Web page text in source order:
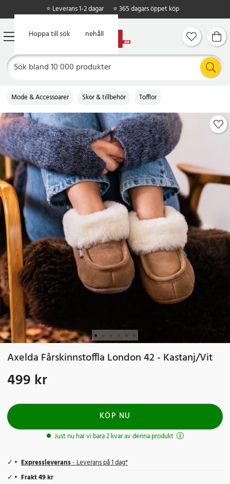
Hoppa till huvudinnehåll
Hoppa till sök
⭐ Leverans 1-2 dagar ⭐ 365 dagars öppet köp
Mode & Accessoarer Skor & tillbehör Tofflor
Axelda Fårskinnstoffla London 42 - Kastanj/Vit
Pris:499 kr
499 kr
KÖP NU
Just nu har vi bara 2 kvar av denna produkt
Expressleverans- Leverans på 1 dag*
Frakt 49 kr